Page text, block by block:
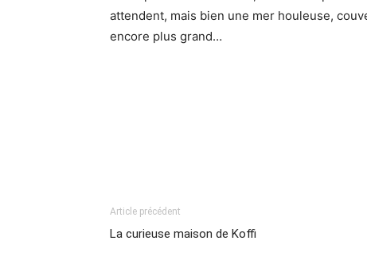
attendent, mais bien une mer houleuse,
encore plus grand…
Article précédent
La curieuse maison de Koffi